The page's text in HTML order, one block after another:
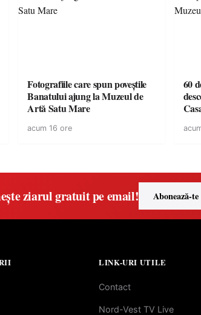
Fotografiile care spun poveștile
Banatului ajung la Muzeul de
Artă Satu Mare
acum 16 ore
60
ziarul gratuit pe email! Abonează-te
LINK-URI UTILE
Contact
Nord-Vest TV Live